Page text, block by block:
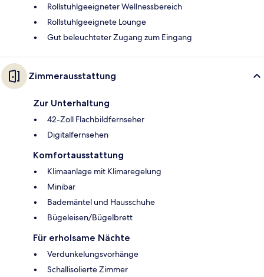
Rollstuhlgeeigneter Wellnessbereich
Rollstuhlgeeignete Lounge
Gut beleuchteter Zugang zum Eingang
Zimmerausstattung
Zur Unterhaltung
42-Zoll Flachbildfernseher
Digitalfernsehen
Komfortausstattung
Klimaanlage mit Klimaregelung
Minibar
Bademäntel und Hausschuhe
Bügeleisen/Bügelbrett
Für erholsame Nächte
Verdunkelungsvorhänge
Schallisolierte Zimmer